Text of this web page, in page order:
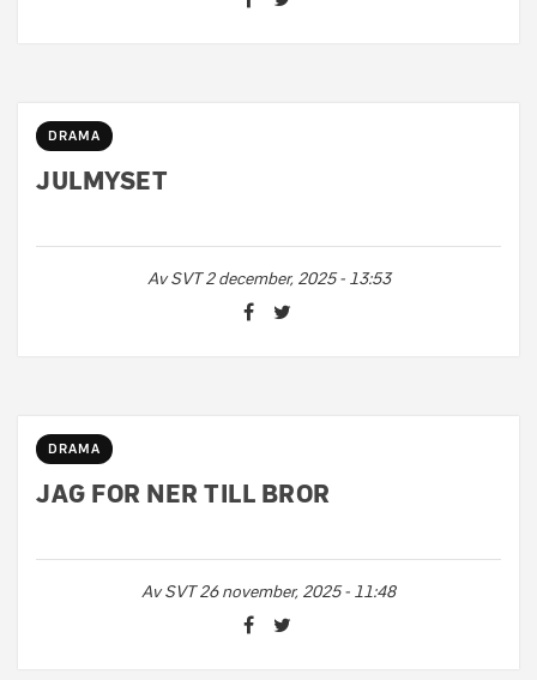
DRAMA
JULMYSET
AvSVT 2 december, 2025 - 13:53
DRAMA
JAG FOR NER TILL BROR
AvSVT 26 november, 2025 - 11:48